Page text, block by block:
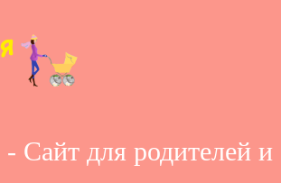
Сайт для родителей и